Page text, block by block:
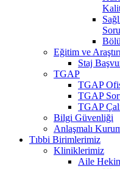
Eğitim ve
Staj
TGAP
TGAP
TGAP
TGAP
Bilgi Güvenliği
Anlaşmalı
Tıbbi Birimlerimiz
Kliniklerimiz
Aile